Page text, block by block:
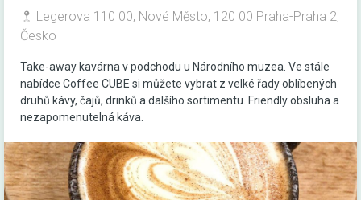
Legerova 110 00, Nové Město, 120 00 Praha-Praha 2,
Česko
Take-away kavárna v podchodu u Národního muzea. Ve stále
nabídce Coffee CUBE si můžete vybrat z velké řady oblíbených
druhů kávy, čajů, drinků a dalšího sortimentu. Friendly obsluha a
nezapomenutelná káva.